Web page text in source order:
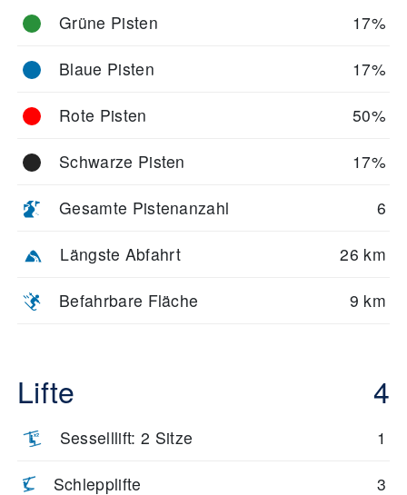
Grüne Pisten 17%
Blaue Pisten 17%
Rote Pisten 50%
Schwarze Pisten 17%
Gesamte Pistenanzahl 6
Längste Abfahrt 26 km
Befahrbare Fläche 9 km
Lifte 4
Sesselllift: 2 Sitze 1
Schlepplifte 3